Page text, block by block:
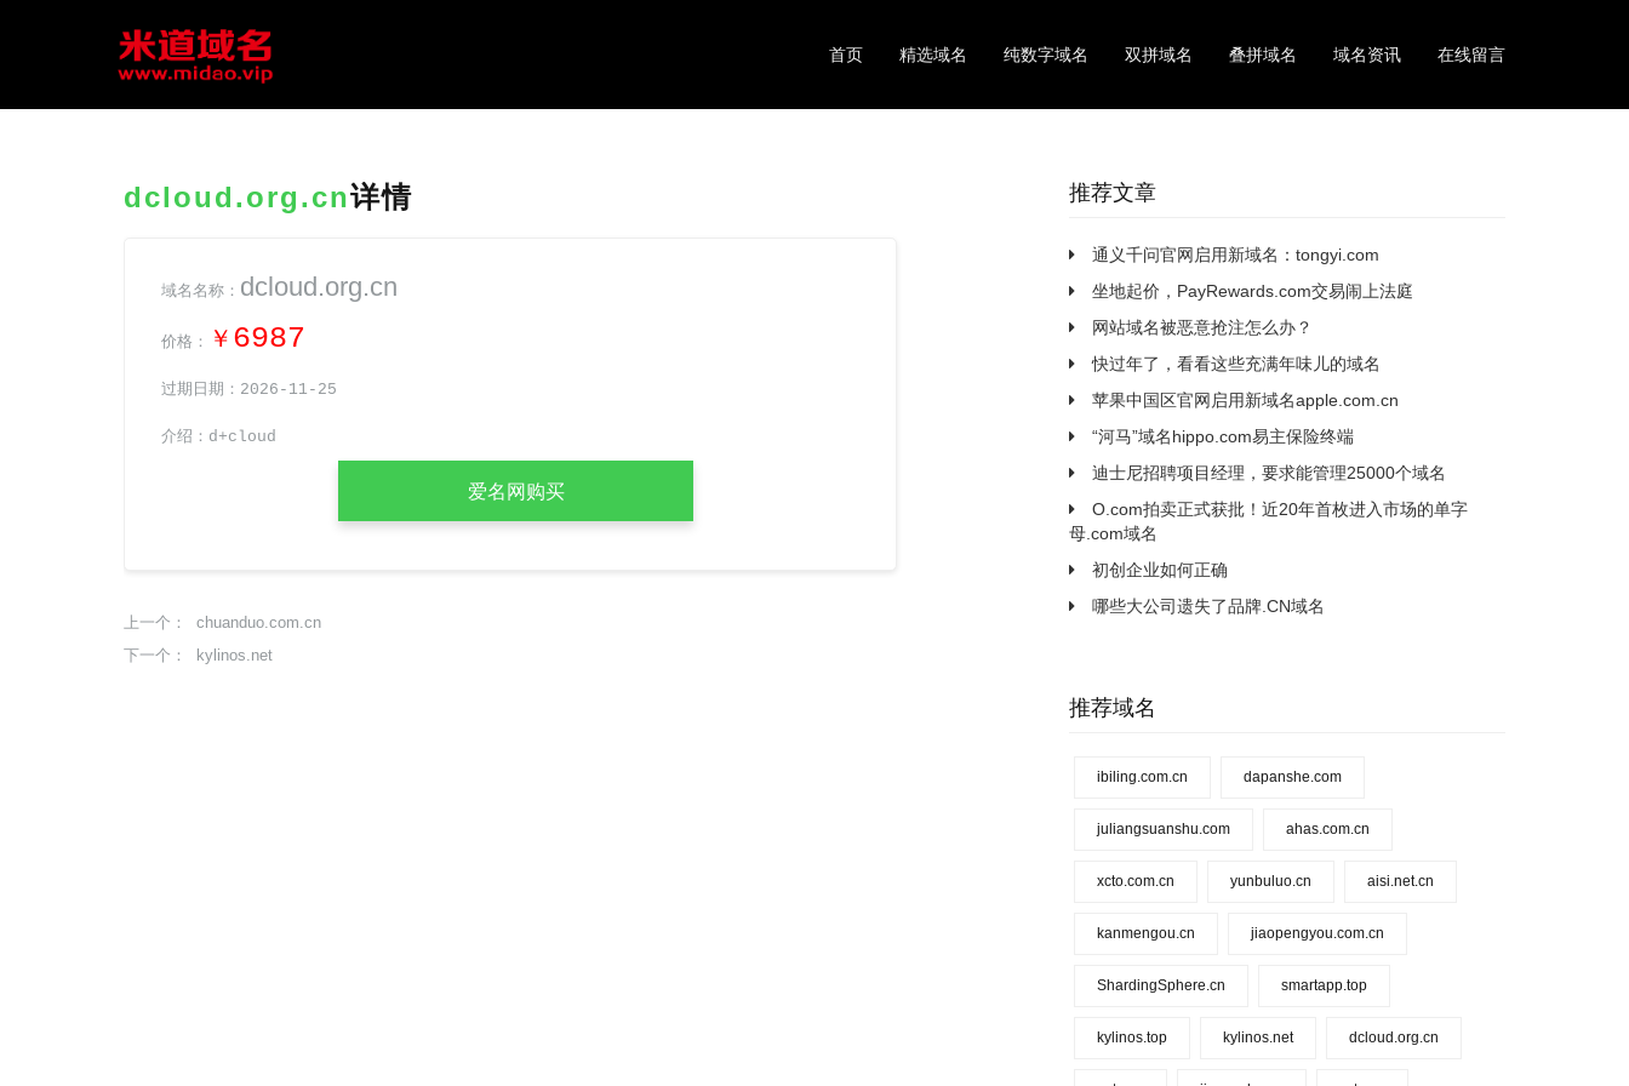
首页 精选域名 纯数字域名 双拼域名 叠拼域名 域名资讯 在线留言
dcloud.org.cn详情
域名名称： dcloud.org.cn
价格： ￥ 6987
过期日期：2026-11-25
介绍：d+cloud
上一个： chuanduo.com.cn
下一个：
kylinos.net
推荐文章
通义千问官网启用新域名：tongyi.com
坐地起价，PayRewards.com交易闹上法庭
网站域名被恶意抢注怎么办？
快过年了，看看这些充满年味儿的域名
苹果中国区官网启用新域名apple.com.cn
“河马”域名hippo.com易主保险终端
迪士尼招聘项目经理，要求能管理25000个域名
O.com拍卖正式获批！近20年首枚进入市场的单字
母.com域名
初创企业如何正确
哪些大公司遗失了品牌.CN域名
推荐域名
ibiling.com.cn dapanshe.com
juliangsuanshu.com ahas.com.cn
xcto.com.cn yunbuluo.cn aisi.net.cn
kanmengou.cn jiaopengyou.com.cn
ShardingSphere.cn smartapp.top
kylinos.top kylinos.net dcloud.org.cn